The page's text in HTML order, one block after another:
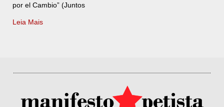
por el Cambio” (Juntos
Leia Mais